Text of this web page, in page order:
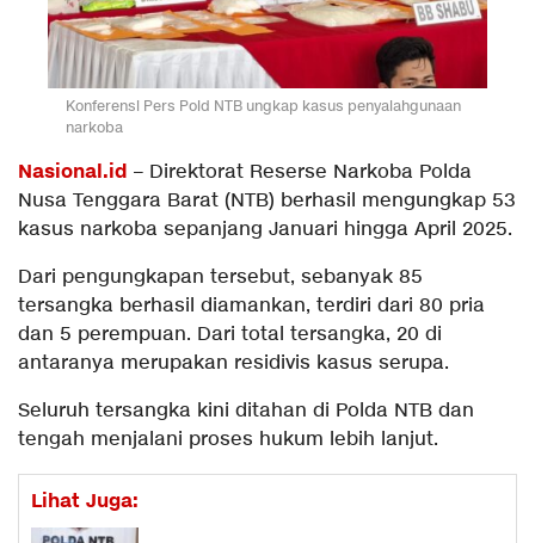
Konferensi Pers Pold NTB ungkap kasus penyalahgunaan
narkoba
Nasional.id – Direktorat Reserse Narkoba Polda
Nusa Tenggara Barat (NTB) berhasil mengungkap 53
kasus narkoba sepanjang Januari hingga April 2025.
Dari pengungkapan tersebut, sebanyak 85
tersangka berhasil diamankan, terdiri dari 80 pria
dan 5 perempuan. Dari total tersangka, 20 di
antaranya merupakan residivis kasus serupa.
Seluruh tersangka kini ditahan di Polda NTB dan
tengah menjalani proses hukum lebih lanjut.
Lihat Juga: